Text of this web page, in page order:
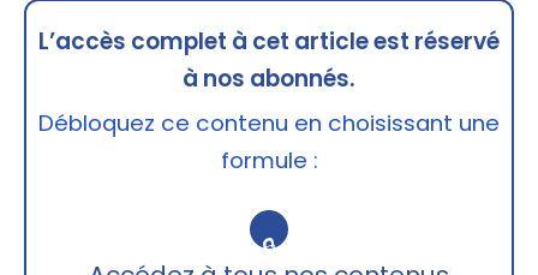
L’accès complet à cet article est réservé
à nos abonnés.
Débloquez ce contenu en choisissant une
formule :
🔒